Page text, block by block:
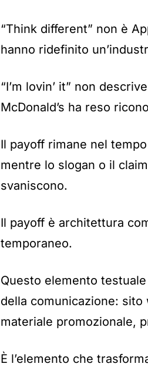
“Think different” non è
hanno ridefinito
“I’m lovin’ it” non
McDonald’s ha reso
Il payoff rimane nel
mentre lo slogan o il
svaniscono.
Il payoff è architettura
temporaneo.
Questo elemento
della comunicazione:
materiale promozionale,
È l’elemento che